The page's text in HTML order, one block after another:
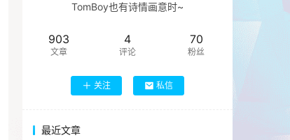
TomBoy也有诗情画意时~
903
文章
4
评论
70
粉丝
关注 私信
最近文章